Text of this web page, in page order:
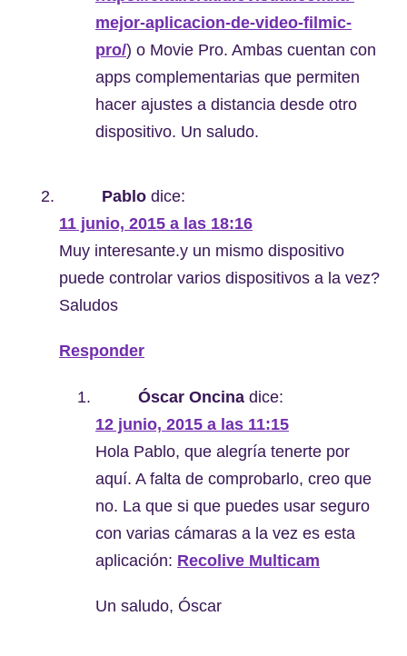
mejor-aplicacion-de-video-filmic-
pro/) o Movie Pro. Ambas cuentan con
apps complementarias que permiten
hacer ajustes a distancia desde otro
dispositivo. Un saludo.
Pablo dice:
11 junio, 2015 a las 18:16
Muy interesante.y un mismo dispositivo
puede controlar varios dispositivos a la vez?
Saludos
Responder
Óscar Oncina dice:
12 junio, 2015 a las 11:15
Hola Pablo, que alegría tenerte por
aquí. A falta de comprobarlo, creo que
no. La que si que puedes usar seguro
con varias cámaras a la vez es esta
aplicación: Recolive Multicam
Un saludo, Óscar